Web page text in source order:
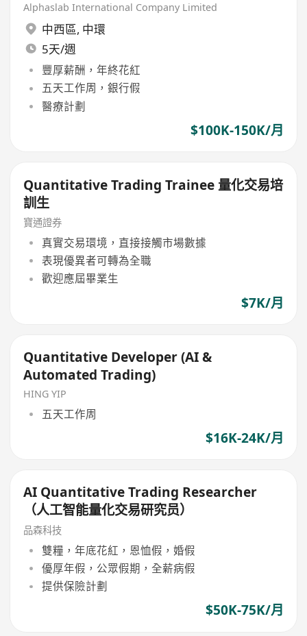
Alphaslab International Company Limited
中西區, 中環
5天/週
豐厚薪酬，年終花紅
五天工作周，銀行假
醫療計劃
$100K-150K/月
Quantitative Trading Trainee 量化交易培
訓生
寶通證券
真實交易環境，直接接觸市場數據
表現優異者可轉為全職
歡迎應屆畢業生
$7K/月
Quantitative Developer (AI &
Automated Trading)
HING YIP
五天工作周
$16K-24K/月
AI Quantitative Trading Researcher
（人工智能量化交易研究员）
品森科技
雙糧，年底花紅，恩恤假，婚假
優厚年假，公眾假期，全薪病假
提供保險計劃
$50K-75K/月